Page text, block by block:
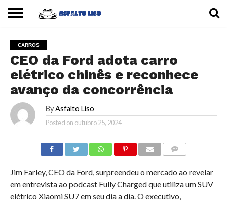
CARROS
MOTOS
DICAS
CARROS
CEO da Ford adota carro
elétrico chinês e reconhece
avanço da concorrência
By Asfalto Liso
Posted on outubro 25, 2024
Jim Farley, CEO da Ford, surpreendeu o mercado ao revelar
em entrevista ao podcast Fully Charged que utiliza um SUV
elétrico Xiaomi SU7 em seu dia a dia. O executivo,